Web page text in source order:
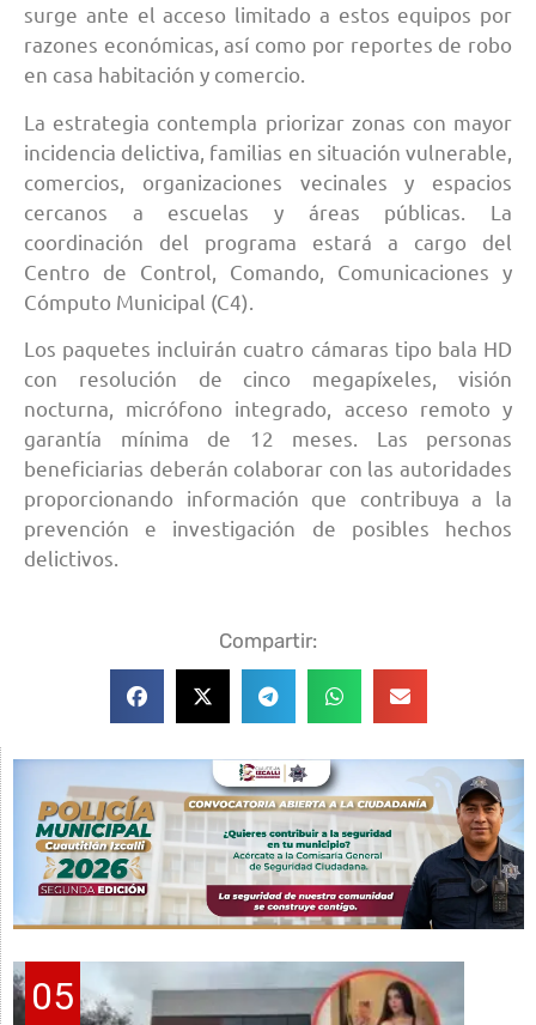
surge ante el acceso limitado a estos equipos por
razones económicas, así como por reportes de robo
en casa habitación y comercio.
La estrategia contempla priorizar zonas con mayor
incidencia delictiva, familias en situación vulnerable,
comercios, organizaciones vecinales y espacios
cercanos a escuelas y áreas públicas. La
coordinación del programa estará a cargo del
Centro de Control, Comando, Comunicaciones y
Cómputo Municipal (C4).
Los paquetes incluirán cuatro cámaras tipo bala HD
con resolución de cinco megapíxeles, visión
nocturna, micrófono integrado, acceso remoto y
garantía mínima de 12 meses. Las personas
beneficiarias deberán colaborar con las autoridades
proporcionando información que contribuya a la
prevención e investigación de posibles hechos
delictivos.
Compartir:
05